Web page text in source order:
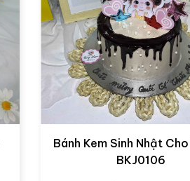
Bánh Kem Sinh Nhật
BKJ0106